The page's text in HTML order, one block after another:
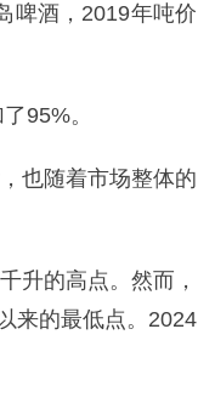
啤酒，2019年吨价
95%。
也随着市场整体的
升的高点。然而，
来的最低点。2024